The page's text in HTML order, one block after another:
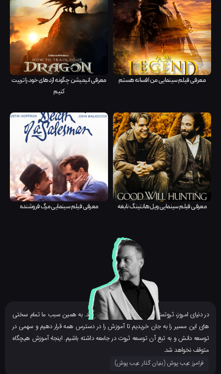
معرفی فیلم سینمایی من افسانه هستم
معرفی انیمیشن چگونه اژدهای خود را تربیت
معرفی فیلم سینمایی ویل هانتینگ نابغه معرفی فیلم سینمایی مرگ فروشنده
دنیای امروز، ثروتمندان بزرگ، همه دانشمند هستند. به همین سبب ما تمام سختی
این مسیر را به جان خریدیم تا آموزش را در دسترس همه قرار دهیم و سهمی در
دانش و به تبع آن توسعه ثروت در جامعه داشته باشیم. اینجا؛ آموزش هیچگاه
نخواهد شد.
فرامرز عیب پوش (بنیان گذار عیب پوش​)